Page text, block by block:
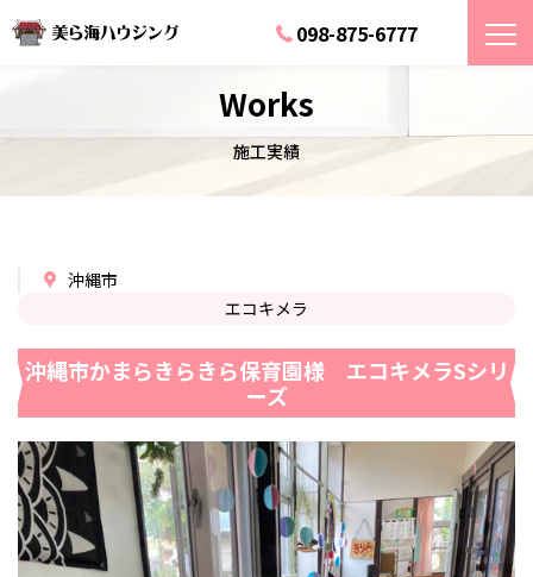
098-875-6777
Works
施工実績
エコキメラ
沖縄市
沖縄市かまらきらきら保育園様 エコキメラSシリ
ーズ